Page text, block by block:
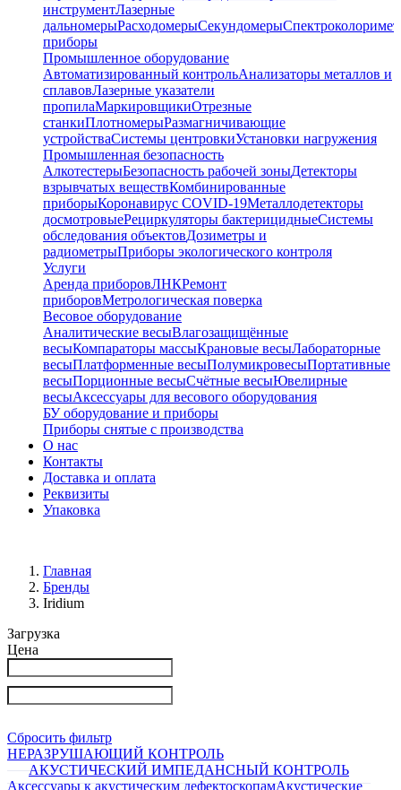
инструментЛазерные
дальномерыРасходомерыСекундомеры
приборы
Промышленное оборудование
Автоматизированный контрольАнализаторы металлов и
сплавовЛазерные указатели
пропилаМаркировщикиОтрезные
станкиПлотномерыРазмагничивающие
устройстваСистемы центровкиУстановки нагружения
Промышленная безопасность
АлкотестерыБезопасность рабочей зоныДетекторы
взрывчатых веществКомбинированные
приборыКоронавирус COVID-19Металлодетекторы
досмотровыеРециркуляторы бактерицидныеСистемы
обследования объектовДозиметры и
радиометрыПриборы экологического контроля
Услуги
Аренда приборовЛНКРемонт
приборовМетрологическая поверка
Весовое оборудование
Аналитические весыВлагозащищённые
весыКомпараторы массыКрановые весыЛабораторные
весыПлатформенные весыПолумикровесыПортативные
весыПорционные весыСчётные весыЮвелирные
весыАксессуары для весового оборудования
БУ оборудование и приборы
Приборы снятые с производства
О нас
Контакты
Доставка и оплата
Реквизиты
Упаковка
Главная
Бренды
Iridium
Загрузка
Цена
Сбросить фильтр
НЕРАЗРУШАЮЩИЙ КОНТРОЛЬ
АКУСТИЧЕСКИЙ ИМПЕДАНСНЫЙ КОНТРОЛЬ
Аксессуары к акустическим дефектоскопамАкустические